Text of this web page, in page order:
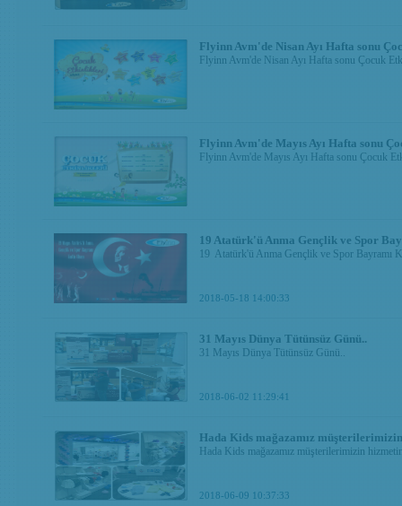
Flyinn Avm'de Nisan Ayı Hafta sonu
Flyinn Avm'de Nisan Ayı Hafta sonu Çocuk
Flyinn Avm'de Mayıs Ayı Hafta sonu
Flyinn Avm'de Mayıs Ayı Hafta sonu Çocuk
19 Atatürk'ü Anma Gençlik ve Spor
19 Atatürk'ü Anma Gençlik ve Spor Bayramı
2018-05-18 14:00:33
31 Mayıs Dünya Tütünsüz Günü..
31 Mayıs Dünya Tütünsüz Günü..
2018-06-02 11:29:41
Hada Kids mağazamız müşterilerimizin
Hada Kids mağazamız müşterilerimizin
2018-06-09 10:37:33